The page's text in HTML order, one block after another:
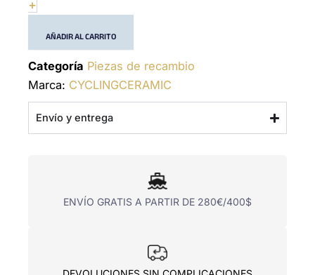
Black
+
AÑADIR AL CARRITO
Categoría Piezas de recambio
Marca: CYCLINGCERAMIC
Envío y entrega
ENVÍO GRATIS A PARTIR DE 280€/400$